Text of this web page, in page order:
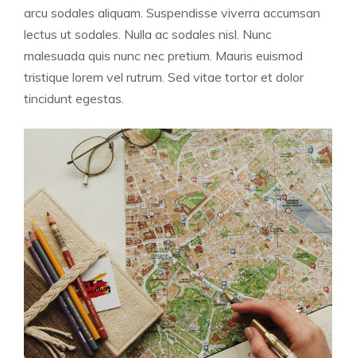
arcu sodales aliquam. Suspendisse viverra accumsan
lectus ut sodales. Nulla ac sodales nisl. Nunc
malesuada quis nunc nec pretium. Mauris euismod
tristique lorem vel rutrum. Sed vitae tortor et dolor
tincidunt egestas.